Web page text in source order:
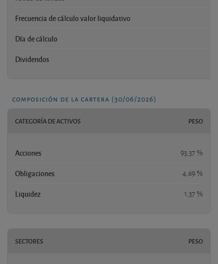
Frecuencia de cálculo valor liquidativo
Día de cálculo
Dividendos
composición de la cartera (30/06/2026)
CATEGORÍA DE ACTIVOS PESO
Acciones 93,37 %
Obligaciones 4,69 %
Liquidez 1,37 %
SECTORES PESO